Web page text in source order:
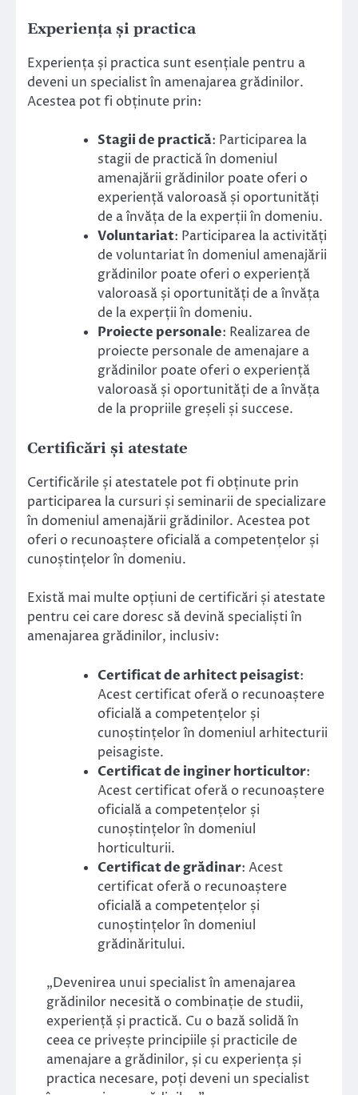
Experiența și practica
Experiența și practica sunt esențiale pentru a
deveni un specialist în amenajarea grădinilor.
Acestea pot fi obținute prin:
Stagii de practică: Participarea la
stagii de practică în domeniul
amenajării grădinilor poate oferi o
experiență valoroasă și oportunități
de a învăța de la experții în domeniu.
Voluntariat: Participarea la activități
de voluntariat în domeniul amenajării
grădinilor poate oferi o experiență
valoroasă și oportunități de a învăța
de la experții în domeniu.
Proiecte personale: Realizarea de
proiecte personale de amenajare a
grădinilor poate oferi o experiență
valoroasă și oportunități de a învăța
de la propriile greșeli și succese.
Certificări și atestate
Certificările și atestatele pot fi obținute prin
participarea la cursuri și seminarii de specializare
în domeniul amenajării grădinilor. Acestea pot
oferi o recunoaștere oficială a competențelor și
cunoștințelor în domeniu.
Există mai multe opțiuni de certificări și atestate
pentru cei care doresc să devină specialiști în
amenajarea grădinilor, inclusiv:
Certificat de arhitect peisagist:
Acest certificat oferă o recunoaștere
oficială a competențelor și
cunoștințelor în domeniul arhitecturii
peisagiste.
Certificat de inginer horticultor:
Acest certificat oferă o recunoaștere
oficială a competențelor și
cunoștințelor în domeniul
horticulturii.
Certificat de grădinar: Acest
certificat oferă o recunoaștere
oficială a competențelor și
cunoștințelor în domeniul
grădinăritului.
„Devenirea unui specialist în amenajarea
grădinilor necesită o combinație de studii,
experiență și practică. Cu o bază solidă în
ceea ce privește principiile și practicile de
amenajare a grădinilor, și cu experiența și
practica necesare, poți deveni un specialist